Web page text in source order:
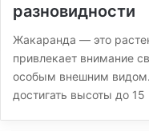
разновидности
Жакаранда — это
привлекает внимание
особым внешним
достигать высоты до